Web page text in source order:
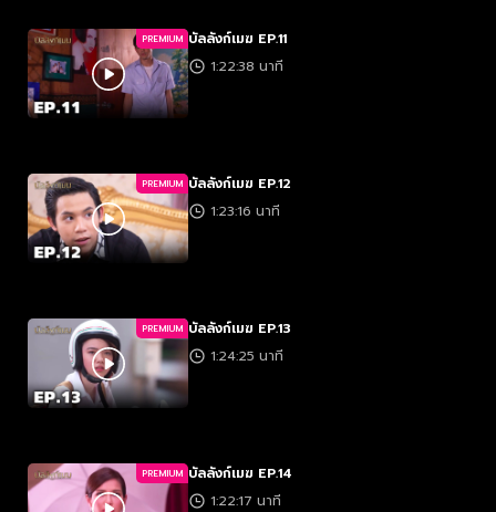
PREMIUM บัลลังก์เมฆ EP.11
1:22:38 นาที
PREMIUM บัลลังก์เมฆ EP.12
1:23:16 นาที
PREMIUM บัลลังก์เมฆ EP.13
1:24:25 นาที
PREMIUM บัลลังก์เมฆ EP.14
1:22:17 นาที